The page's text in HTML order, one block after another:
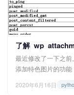
最近修改了一下之
添加特色图片的功
为文章的封面，所以
2020年6月16日